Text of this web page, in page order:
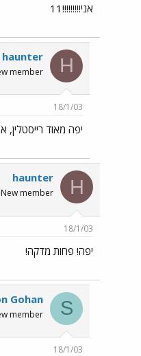
אני!!!!!!!!!11
H
haunter
member
18/1/03
יפה מאוד רייסטלין,
H
haunter
New member
18/1/03
יפה! פחות מדקה!
S
Gohan
member
18/1/03